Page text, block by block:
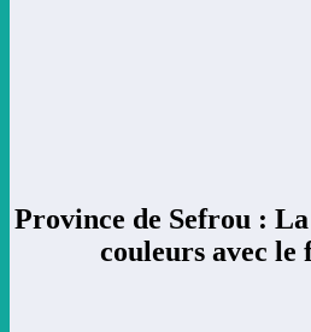
Province de Sefrou :
couleurs avec le